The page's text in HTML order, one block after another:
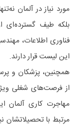
مورد نیاز در آلمان
بلکه طیف گسترده‌ای
فناوری اطلاعات،
این لیست قرار دارند.
همچنین، پزشکان و
از فرصت‌های شغلی
مهاجرت کاری آلمان
مرتبط با تحصیلاتشان